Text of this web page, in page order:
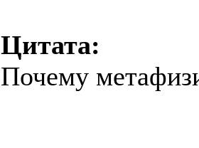
Цитата:
Почему